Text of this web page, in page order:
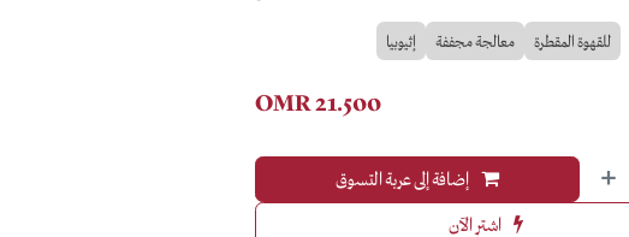
للقهوة المقطرة معالجة مجففة إثيوبيا
إضافة إلى عربة التسوق
اشترِ الآن
21.500